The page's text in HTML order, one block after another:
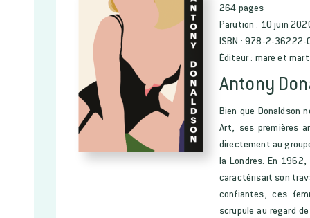
264 pages
Parution : 10 juin
ISBN : 978-2-36222-
Éditeur : mare et
Antony
Bien que Donaldson
Art, ses premières
directement au
la Londres. En
caractérisait son
confiantes, ces
scrupule au regard